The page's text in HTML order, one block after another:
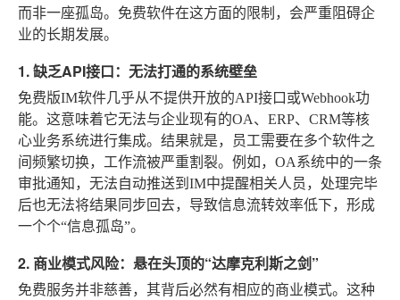
而非一座孤岛。免费软件在这方面的限制，会严重阻碍企
业的长期发展。
1. 缺乏API接口：无法打通的系统壁垒
免费版IM软件几乎从不提供开放的API接口或Webhook功
能。这意味着它无法与企业现有的OA、ERP、CRM等核
心业务系统进行集成。结果就是，员工需要在多个软件之
间频繁切换，工作流被严重割裂。例如，OA系统中的一条
审批通知，无法自动推送到IM中提醒相关人员，处理完毕
后也无法将结果同步回去，导致信息流转效率低下，形成
一个个“信息孤岛”。
2. 商业模式风险：悬在头顶的“达摩克利斯之剑”
免费服务并非慈善，其背后必然有相应的商业模式。这种